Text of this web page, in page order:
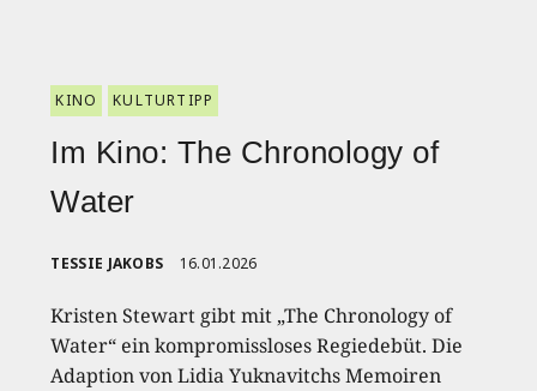
KINO KULTURTIPP
Im Kino: The Chronology of
Water
TESSIE JAKOBS 16.01.2026
Kristen Stewart gibt mit „The Chronology of
Water“ ein kompromissloses Regiedebüt. Die
Adaption von Lidia Yuknavitchs Memoiren